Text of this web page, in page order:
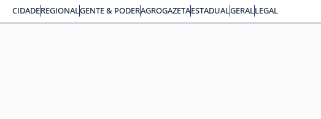
CIDADEREGIONALGENTE & PODERAGROGAZETAESTADUALGERALLEGAL